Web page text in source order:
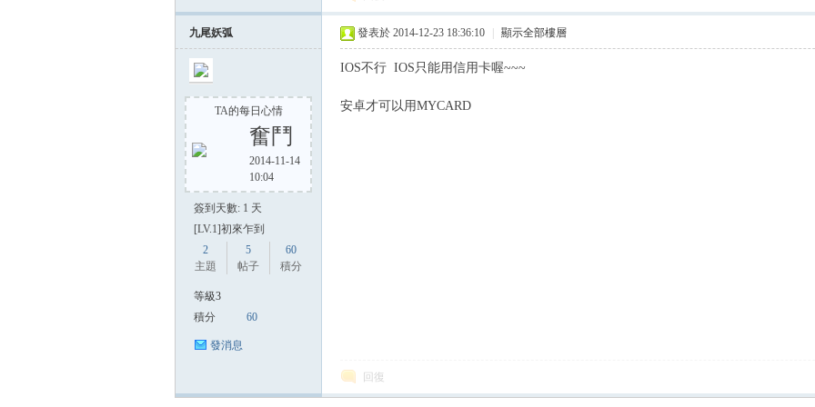
九尾妖弧
TA的每日心情
奮鬥
2014-11-14
10:04
簽到天數: 1 天
[LV.1]初來乍到
2
主題
5
帖子
60
積分
等級3
積分
60
發消息
發表於 2014-12-23 18:36:10 顯示全部樓層
IOS不行 IOS只能用信用卡喔~~~
安卓才可以用MYCARD
回復